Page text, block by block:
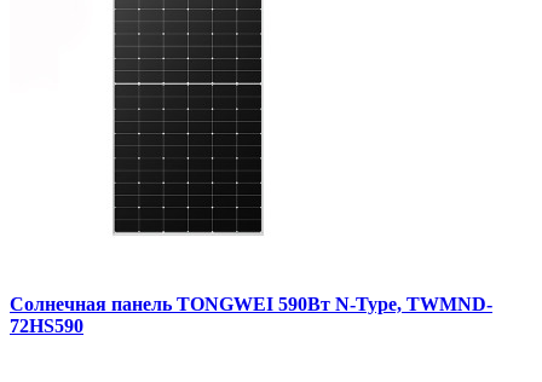
Солнечная панель TONGWEI 590Вт N-Type, TWMND-
72HS590